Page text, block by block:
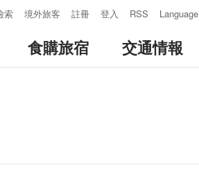
索 境外旅客 註冊 登入 RSS Language
食購旅宿 交通情報